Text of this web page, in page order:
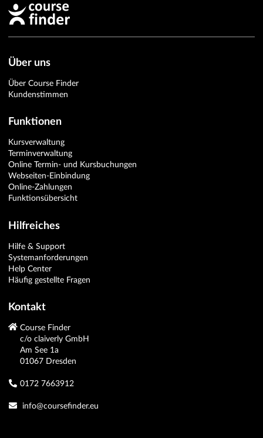
Über uns
Über Course Finder
Kundenstimmen
Funktionen
Kursverwaltung
Terminverwaltung
Online Termin- und Kursbuchungen
Webseiten-Einbindung
Online-Zahlungen
Funktionsübersicht
Hilfreiches
Hilfe & Support
Systemanforderungen
Help Center
Häufig gestellte Fragen
Kontakt
Course Finder
c/o claiverly GmbH
Am See 1a
01067 Dresden
0172 7663912
info@coursefinder.eu